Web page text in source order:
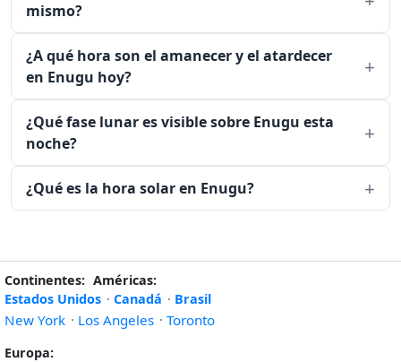
mismo?
¿A qué hora son el amanecer y el atardecer
en Enugu hoy?
¿Qué fase lunar es visible sobre Enugu esta
noche?
¿Qué es la hora solar en Enugu?
Continentes: Américas:
Estados Unidos · Canadá · Brasil
New York · Los Angeles · Toronto
Europa: